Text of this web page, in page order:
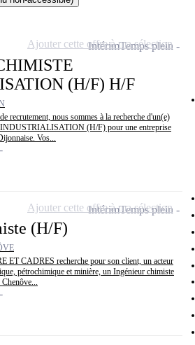
(H/F) H/F
recrutement, nous sommes à la recherche d'un(e)
(H/F) pour une entreprise
Vos...
IntérimTemps plein
Ajouter cette offre à ma sélection
(H/F)
ET CADRES recherche pour son client, un acteur
pétrochimique et minière, un Ingénieur chimiste
IntérimTemps plein
Ajouter cette offre à ma sélection